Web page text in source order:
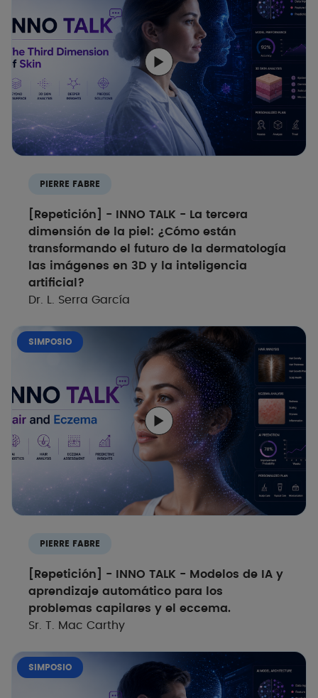
PIERRE FABRE
[Repetición] - INNO TALK - La tercera
dimensión de la piel: ¿Cómo están
transformando el futuro de la dermatología
las imágenes en 3D y la inteligencia
artificial?
Dr. L. Serra García
SIMPOSIO
PIERRE FABRE
[Repetición] - INNO TALK - Modelos de IA y
aprendizaje automático para los
problemas capilares y el eccema.
Sr. T. Mac Carthy
SIMPOSIO